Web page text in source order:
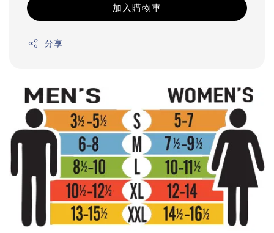
加入購物車
分享